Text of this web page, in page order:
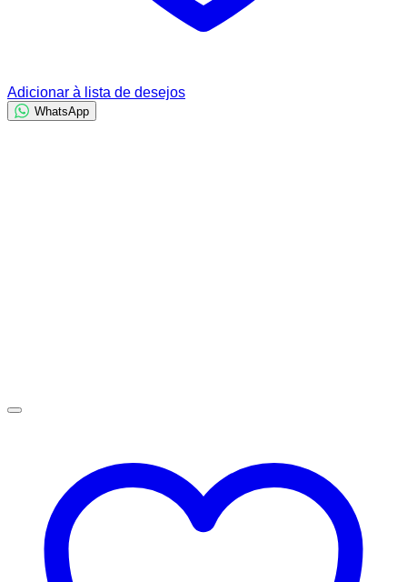
Adicionar à lista de desejos
WhatsApp